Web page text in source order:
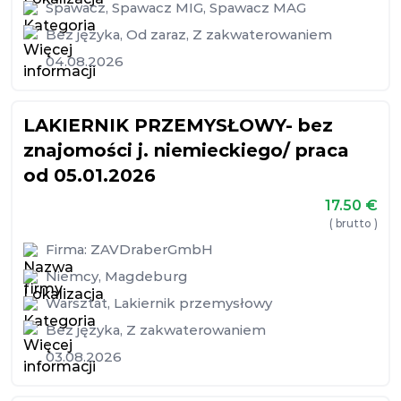
Spawacz, Spawacz MIG, Spawacz MAG
Bez języka, Od zaraz, Z zakwaterowaniem
04.08.2026
LAKIERNIK PRZEMYSŁOWY- bez
znajomości j. niemieckiego/ praca
od 05.01.2026
17.50 €
( brutto )
Firma: ZAVDraberGmbH
Niemcy, Magdeburg
Warsztat, Lakiernik przemysłowy
Bez języka, Z zakwaterowaniem
03.08.2026